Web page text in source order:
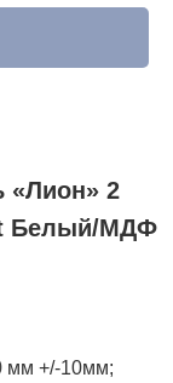
«Лион» 2
Белый/МДФ
мм +/-10мм;